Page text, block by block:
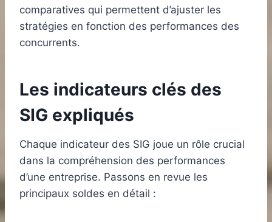
comparatives qui permettent d’ajuster les
stratégies en fonction des performances des
concurrents.
Les indicateurs clés des
SIG expliqués
Chaque indicateur des SIG joue un rôle crucial
dans la compréhension des performances
d’une entreprise. Passons en revue les
principaux soldes en détail :